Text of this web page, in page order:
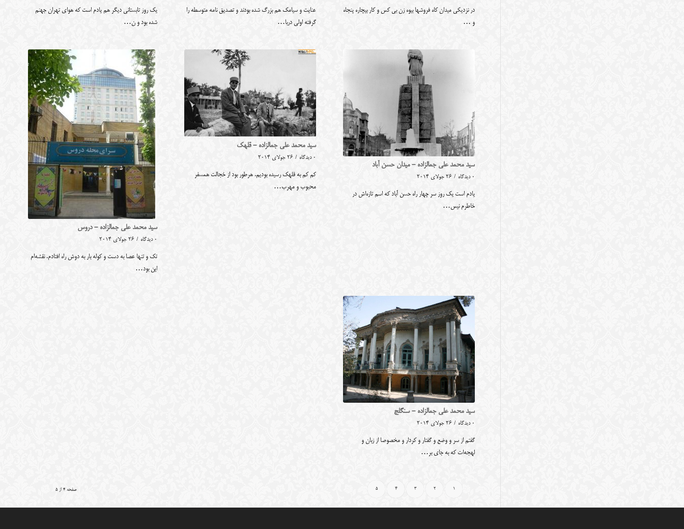
در نزدیکی میدان کاه فروشها بیوه زن بی کس و کار بیچاره پنجاه
و …
عنایت و سیامک هم بزرگ شده بودند و تصدیق نامه متوسطه را
گرفته اولی دربا…
یک روز تابستانی دیگر هم یادم است که هوای تهران جهنم
شده بود و ن…
سید محمد علی جمالزاده - میدان حسن آباد
0 دیدگاه / 26 جولای 2014
یادم است یک روز سر چهار راه حسن آباد که اسم تازه‌اش در
خاطرم نیس…
سید محمد علی جمالزاده - قلهک
0 دیدگاه / 26 جولای 2014
کم کم به قلهک رسیده بودیم. هرطور بود از خجالت همسفر
محبوب و مهرب…
سید محمد علی جمالزاده - دروس
0 دیدگاه / 26 جولای 2014
تک و تنها عصا به دست و کوله بار به دوش راه افتادم. نقشه‌ام
این بود…
سید محمد علی جمالزاده - سنگلج
0 دیدگاه / 26 جولای 2014
گفتم از سر و وضع و گفتار و کردار و مخصوصا از زبان و
لهجه‌ات که به جای بر…
صفحه 4 از 5 1
2
3
4
5